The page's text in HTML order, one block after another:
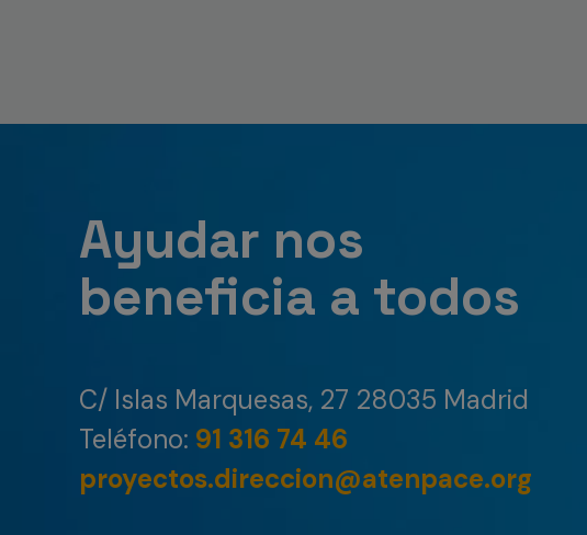
Ayudar nos
beneficia a todos
C/ Islas Marquesas, 27 28035 Madrid
Teléfono: 91 316 74 46
proyectos.direccion@atenpace.org